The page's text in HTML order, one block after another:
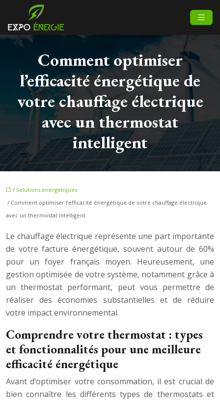
Comment optimiser
l’efficacité énergétique de
votre chauffage électrique
avec un thermostat
intelligent
/ Solutions énergétiques
/ Comment optimiser l’efficacité énergétique de votre chauffage électrique
avec un thermostat intelligent
Le chauffage électrique représente une part importante
de votre facture énergétique, souvent autour de 60%
pour un foyer français moyen. Heureusement, une
gestion optimisée de votre système, notamment grâce à
un thermostat performant, peut vous permettre de
réaliser des économies substantielles et de réduire
votre impact environnemental.
Comprendre votre thermostat : types
et fonctionnalités pour une meilleure
efficacité énergétique
Avant d’optimiser votre consommation, il est crucial de
bien connaître les différents types de thermostats et